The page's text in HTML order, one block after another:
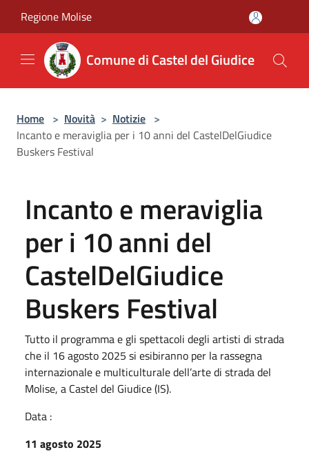
Regione Molise
Comune di Castel del Giudice
Home > Novità > Notizie >
Incanto e meraviglia per i 10 anni del CastelDelGiudice
Buskers Festival
Incanto e meraviglia
per i 10 anni del
CastelDelGiudice
Buskers Festival
Tutto il programma e gli spettacoli degli artisti di strada
che il 16 agosto 2025 si esibiranno per la rassegna
internazionale e multiculturale dell’arte di strada del
Molise, a Castel del Giudice (IS).
Data :
11 agosto 2025